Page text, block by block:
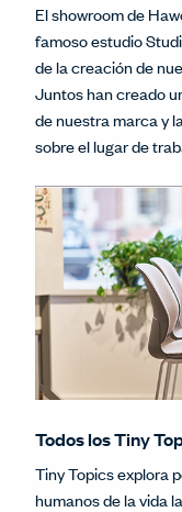
El showroom de
famoso estudio
de la creación de
Juntos han creado
de nuestra marca y
sobre el lugar de
Todos los Tiny
Tiny Topics explora
humanos de la vida